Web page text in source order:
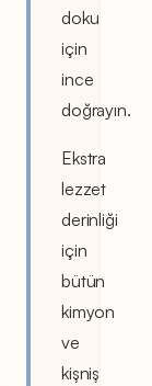
doku
için
ince
doğrayın.
Ekstra
lezzet
derinliği
için
bütün
kimyon
ve
kişniş